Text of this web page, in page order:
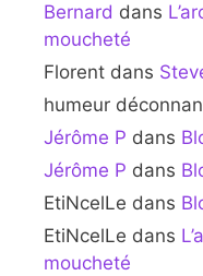
Bernard dans
moucheté
Florent dans
humeur
Jérôme P dans
Jérôme P dans
EtiNcelLe dans
EtiNcelLe dans
moucheté